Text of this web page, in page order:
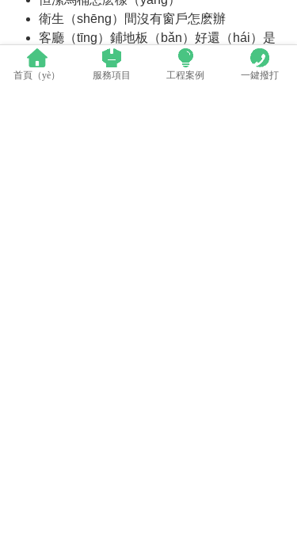
衛生（shēng）間沒有窗戶怎麽辦
客廳（tīng）鋪地板（bǎn）好還（hái）是
地磚好
紗窗
首頁（yè） 服務項目 工程案例 一鍵撥打